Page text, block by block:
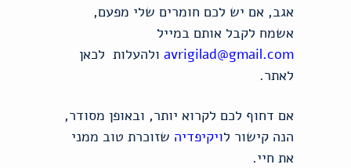
אגב, אם יש לכם חומרים שלי מפעם,
אשמח לקבל אותם במייל
avrigilad@gmail.com ולהעלות לכאן
לאתר.
אם דחוף לכם לקרוא יותר, ובאופן מסודר,
הנה קישור לויקיפדיה שזוכרת טוב ממני
את חיי.